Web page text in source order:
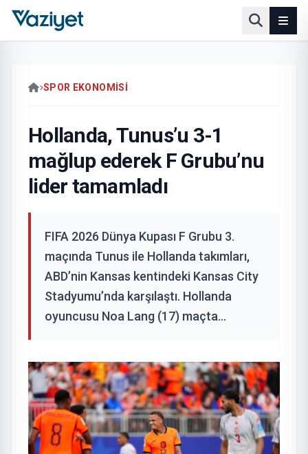
SPOR EKONOMISI
Hollanda, Tunus’u 3-1
mağlup ederek F Grubu’nu
lider tamamladı
FIFA 2026 Dünya Kupası F Grubu 3.
maçında Tunus ile Hollanda takımları,
ABD’nin Kansas kentindeki Kansas City
Stadyumu’nda karşılaştı. Hollanda
oyuncusu Noa Lang (17) maçta...